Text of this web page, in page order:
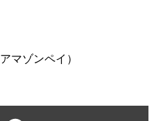
マゾンペイ）